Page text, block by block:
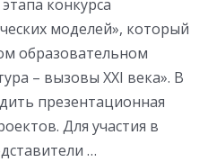
конкурса
моделей», который
образовательном
– вызовы XXI века». В
презентационная
Для участия в
…